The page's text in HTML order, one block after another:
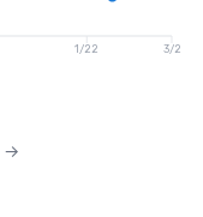
1/22 3/2
→